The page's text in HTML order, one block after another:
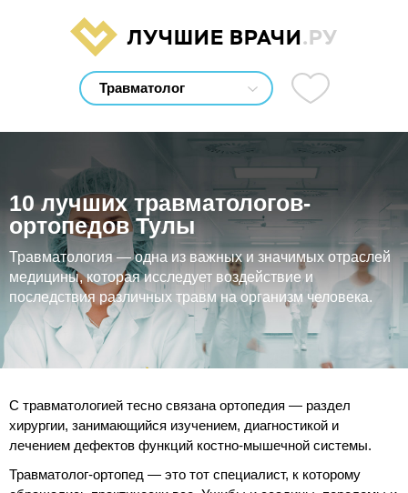
ЛУЧШИЕ ВРАЧИ.РУ
10 лучших травматологов-
ортопедов Тулы
Травматология — одна из важных и значимых отраслей
медицины, которая исследует воздействие и
последствия различных травм на организм человека.
С травматологией тесно связана ортопедия — раздел
хирургии, занимающийся изучением, диагностикой и
лечением дефектов функций костно-мышечной системы.
Травматолог-ортопед — это тот специалист, к которому